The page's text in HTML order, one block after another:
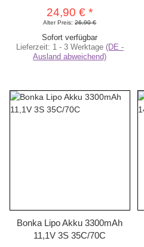
24,90 €*
Alter Preis:26,90 €
Sofort verfügbar
Lieferzeit: 1 - 3 Werktage (DE -
Ausland abweichend)
Bonka Lipo Akku 3300mAh
11,1V 3S 35C/70C